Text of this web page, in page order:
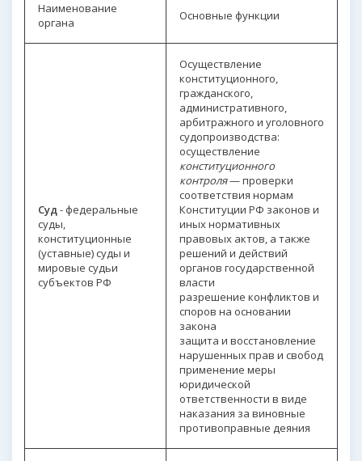
Наименование
органа
Основные функции
Суд- федеральные
суды,
конституционные
(уставные) суды и
мировые судьи
субъектов РФ
Осуществление
конституционного,
гражданского,
административного,
арбитражного и уголовного
судопроизводства:
осуществление
конституционного
контроля— проверки
соответствия нормам
Конституции РФ законов и
иных нормативных
правовых актов, а также
решений и действий
органов государственной
власти
разрешение конфликтов и
споров на основании
закона
защита и восстановление
нарушенных прав и свобод
применение меры
юридической
ответственности в виде
наказания за виновные
противоправные деяния